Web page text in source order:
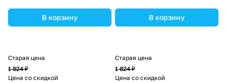
(№1671012).В корзину
В корзину
Старая цена
1 824 ₽
Цена со скидкой
Старая цена
1 824 ₽
Цена со скидкой